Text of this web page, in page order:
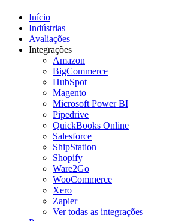
Início
Indústrias
Avaliações
Integrações
Amazon
BigCommerce
HubSpot
Magento
Microsoft Power BI
Pipedrive
QuickBooks Online
Salesforce
ShipStation
Shopify
Ware2Go
WooCommerce
Xero
Zapier
Ver todas as integrações